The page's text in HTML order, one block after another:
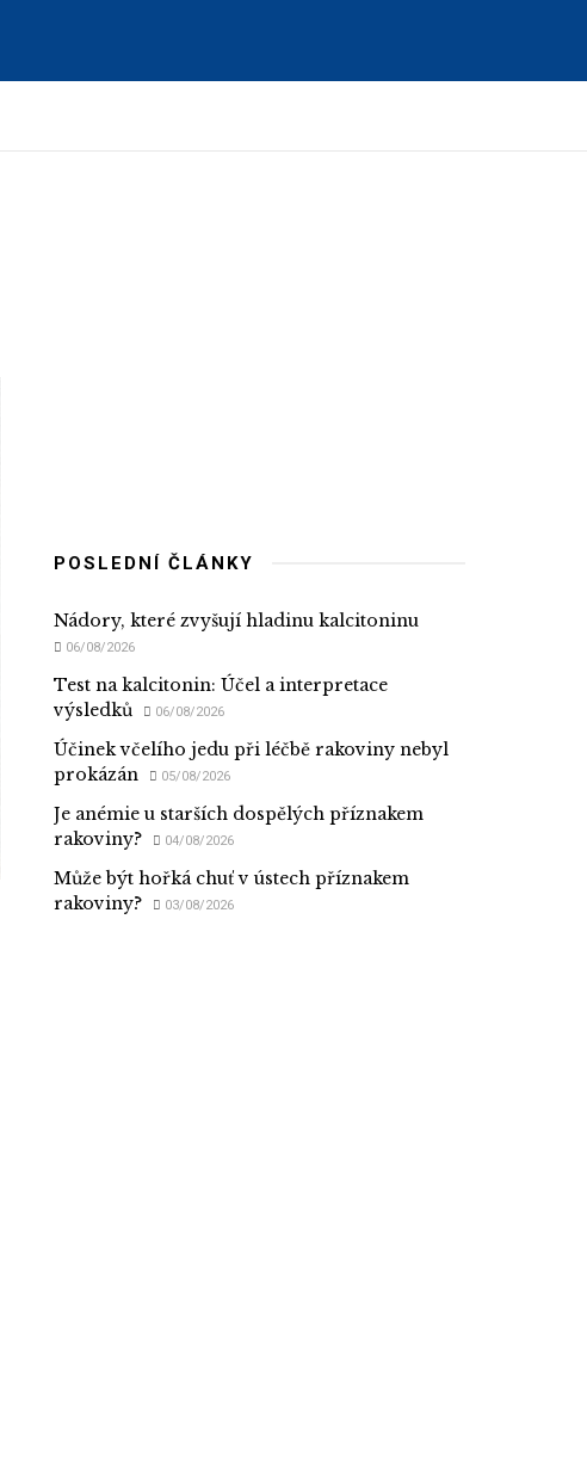
POSLEDNÍ ČLÁNKY
Nádory, které zvyšují hladinu kalcitoninu
06/08/2026
Test na kalcitonin: Účel a interpretace
výsledků
06/08/2026
Účinek včelího jedu při léčbě rakoviny nebyl
prokázán
05/08/2026
Je anémie u starších dospělých příznakem
rakoviny?
04/08/2026
Může být hořká chuť v ústech příznakem
rakoviny?
03/08/2026